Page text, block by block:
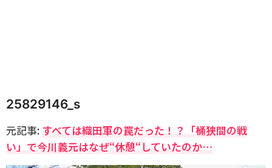
25829146_s
元記事: すべては織田軍の罠だった！？「桶狭間の戦
い」で今川義元はなぜ“休憩“していたのか…